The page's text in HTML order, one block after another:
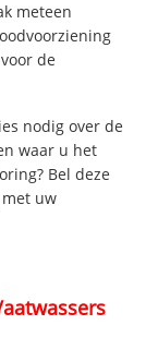
meteen
de
nodig over de
waar u het
Bel deze
uw